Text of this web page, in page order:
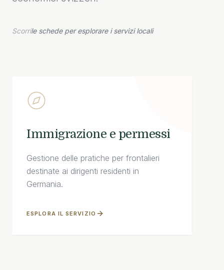
Scorrile schede per esplorare i servizi locali
Immigrazione e permessi
Gestione delle pratiche per frontalieri
destinate ai dirigenti residenti in
Germania.
ESPLORA IL SERVIZIO